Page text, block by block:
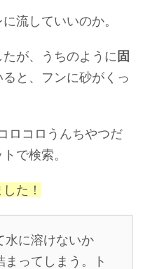
流していいのか。
が、うちのように 固
と、フンに砂がくっ
ロコロうんちやつだ
で検索。
た！
水に溶けないか
まってしまう。ト